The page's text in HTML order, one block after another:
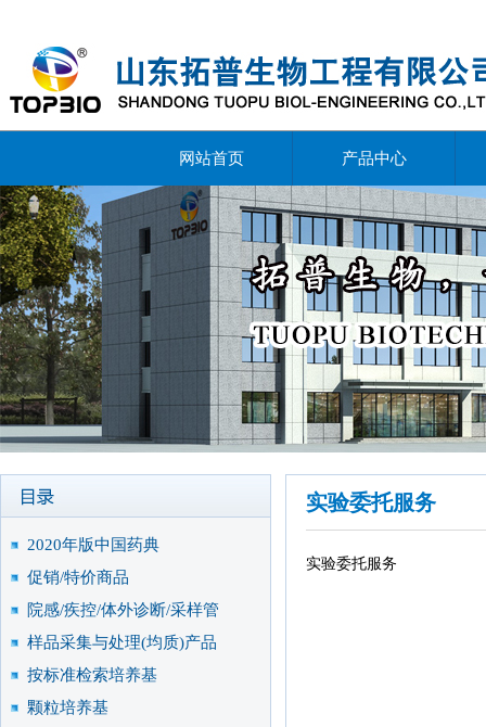
网站首页 产品中心
2020年版中国药典
促销/特价商品
院感/疾控/体外诊断/采样管
样品采集与处理(均质)产品
按标准检索培养基
颗粒培养基
实验委托服务
实验委托服务